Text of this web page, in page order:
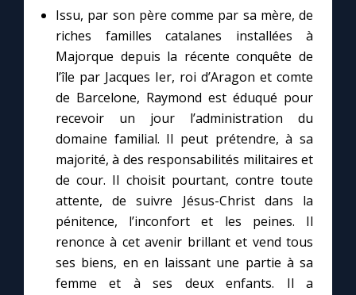
À la une
1000 Raisons de Croire
Chapelet pour le monde
Contact
Faire un don
Marie de Nazareth
Issu, par son père comme par sa mère, de
riches familles catalanes installées à
Majorque depuis la récente conquête de
l’île par Jacques Ier, roi d’Aragon et comte
de Barcelone, Raymond est éduqué pour
recevoir un jour l’administration du
domaine familial. Il peut prétendre, à sa
majorité, à des responsabilités militaires et
de cour. Il choisit pourtant, contre toute
attente, de suivre Jésus-Christ dans la
pénitence, l’inconfort et les peines. Il
renonce à cet avenir brillant et vend tous
ses biens, en en laissant une partie à sa
femme et à ses deux enfants. Il a